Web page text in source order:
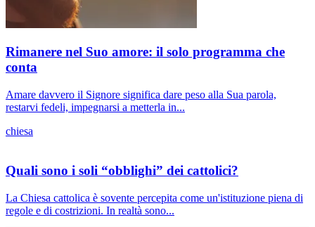
Rimanere nel Suo amore: il solo programma che
conta
Amare davvero il Signore significa dare peso alla Sua parola,
restarvi fedeli, impegnarsi a metterla in...
chiesa
Quali sono i soli “obblighi” dei cattolici?
La Chiesa cattolica è sovente percepita come un'istituzione piena di
regole e di costrizioni. In realtà sono...